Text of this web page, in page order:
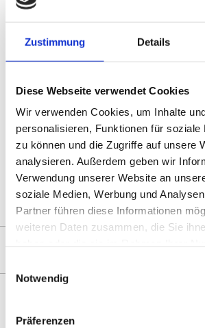
Zustimmung Details
Diese Webseite verwendet Cookies
Wir verwenden Cookies, um Inhalte
personalisieren, Funktionen für soziale
zu können und die Zugriffe auf unsere
analysieren. Außerdem geben wir
Verwendung unserer Website an
soziale Medien, Werbung und
Partner führen diese Informationen
weiteren Daten zusammen, die Sie
Notwendig
Präferenzen
Schwierigkeiten, damit Sie
Teilen
Sharing
Optionen
öffnen
Drucken
Zur Übersicht
ZUM MAGAZIN